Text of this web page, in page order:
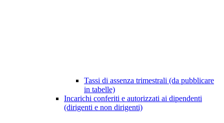
Tassi di assenza trimestrali (da pubblicare
in tabelle)
Incarichi conferiti e autorizzati ai dipendenti
(dirigenti e non dirigenti)